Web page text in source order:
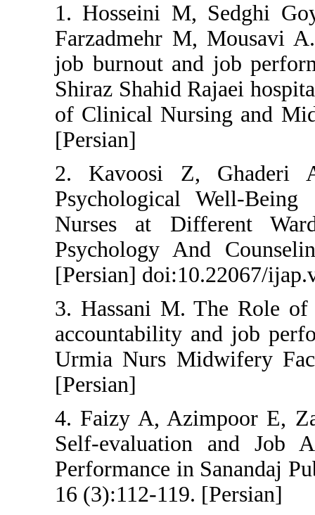
1. Hosseini M,
Farzadmehr M,
job burnout and
Shiraz Shahid
of Clinical
[Persian]
2. Kavoosi Z,
Psychological
Nurses at
Psychology And
[Persian]
3. Hassani M.
accountability and
Urmia Nurs
[Persian]
4. Faizy A,
Self-evaluation
Performance in
16 (3):112-119.